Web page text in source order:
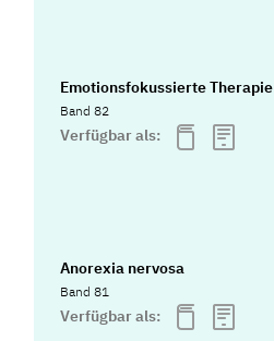
Emotionsfokussierte Therapie
Band 82
Verfügbar als:
Anorexia nervosa
Band 81
Verfügbar als: